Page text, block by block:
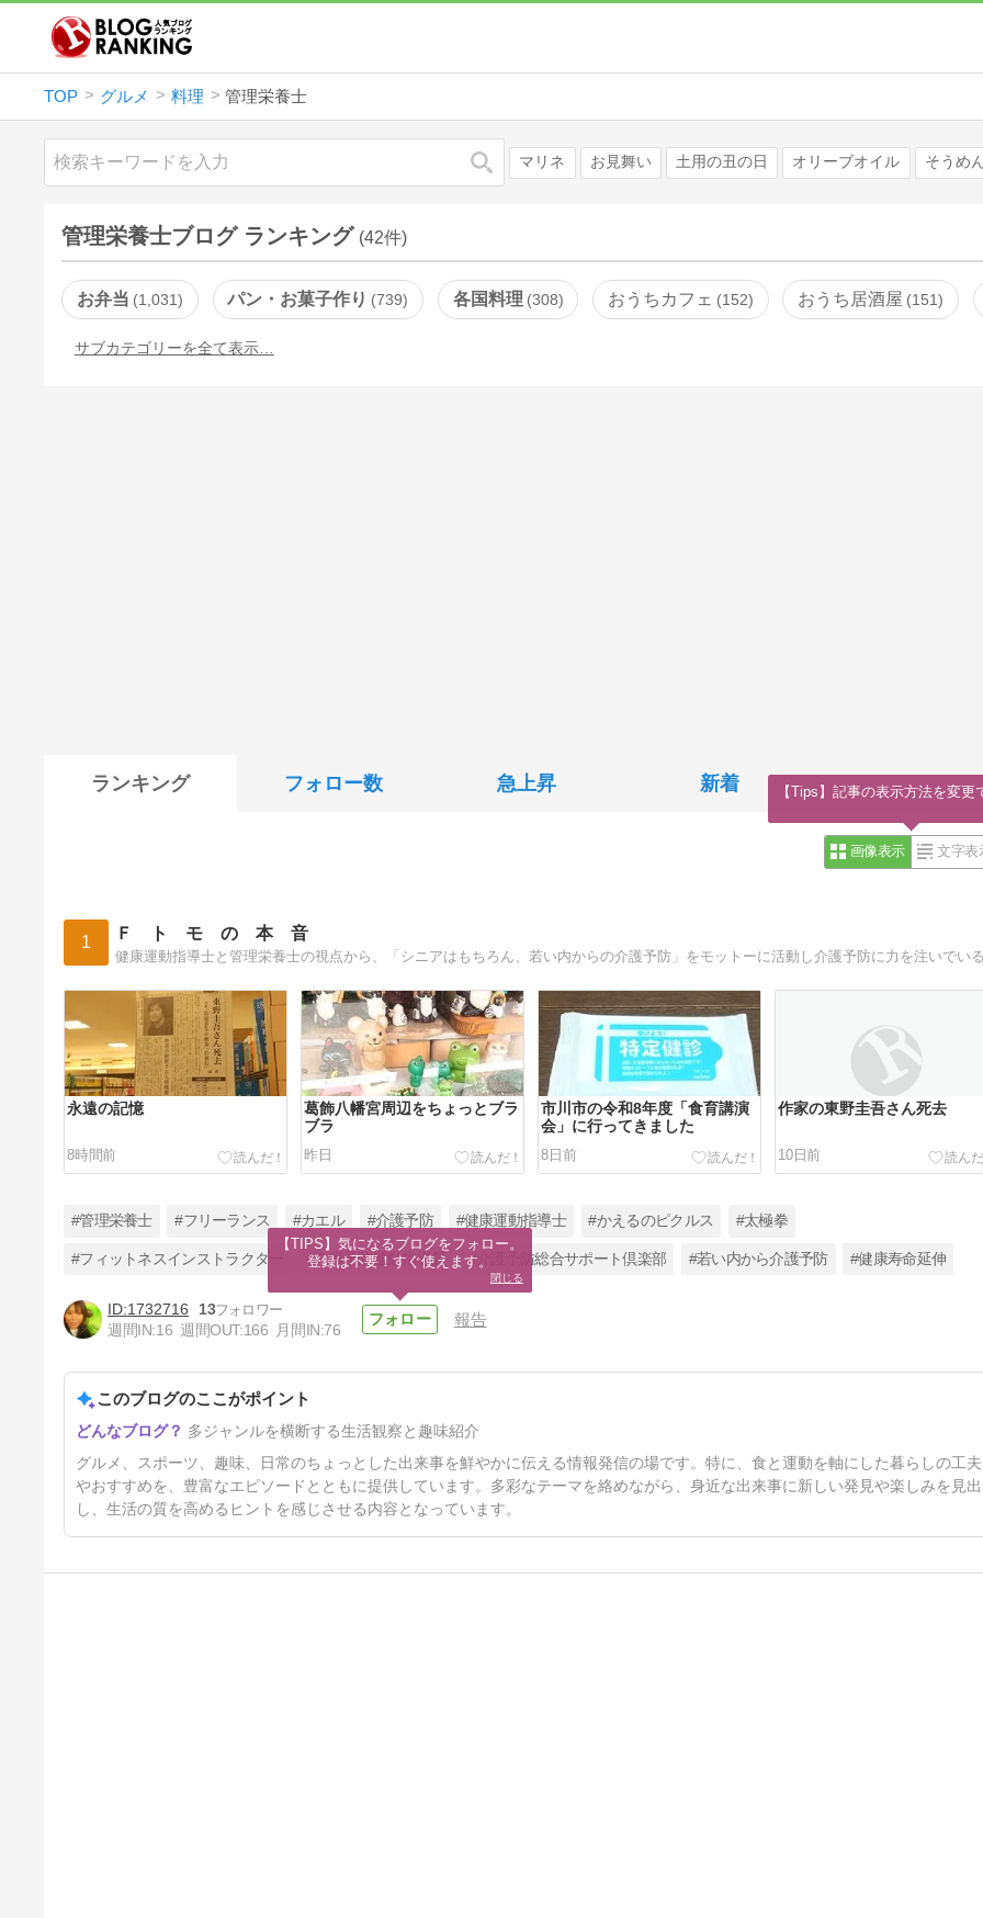
TOP グルメ 料理 管理栄養士
検索 マリネ お見舞い 土用の丑の日 オリーブオイル そうめ
管理栄養士ブログ ランキング (42件)
お弁当 1,031 パン・お菓子作り 739 各国料理 308 おうちカフェ 152 おうち居酒屋 151
サブカテゴリーを全て表示…
ランキング フォロー数 急上昇 新着
画像表示 文字表
1 Ｆ ト モ の 本 音
永遠の記憶
8時間前
葛飾八幡宮周辺をちょっとブラ
ブラ
昨日
市川市の令和8年度「食育講演
会」に行ってきました
8日前
作家の東野圭吾さん死去
10日前
オムライスパッカーンのお店
yellow柏店
#管理栄養士 #フリーランス #カエル #介護予防 #健康運動指導士 #かえるのピクルス #太極拳
#フィットネスインストラクター #介護予防運動指導員 #介護予防総合サポート倶楽部 #若い内から介護予防 #健康寿命延伸
1732716
13
週間IN:16 週間OUT:166 月間IN:76
報告
このブログのここがポイント
多ジャンルを横断する生活観察と趣味紹介
グルメ、スポーツ、趣味、日常のちょっとした出来事を鮮やかに伝える情報発信の場です。特に、食と運動を軸にした暮らしの工夫
やおすすめを、豊富なエピソードとともに提供しています。多彩なテーマを絡めながら、身近な出来事に新しい発見や楽しみを見出
し、生活の質を高めるヒントを感じさせる内容となっています。
【TIPS】気になるブログをフォロー。
登録は不要！すぐ使えます。
閉じる
【Tips】記事の表示方法を変更